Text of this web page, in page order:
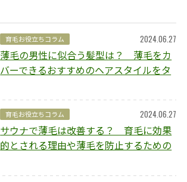
育毛お役立ちコラム 2024.06.27
薄毛の男性に似合う髪型は？ 薄毛をカ
バーできるおすすめのヘアスタイルをタ
育毛お役立ちコラム 2024.06.27
サウナで薄毛は改善する？ 育毛に効果
的とされる理由や薄毛を防止するための